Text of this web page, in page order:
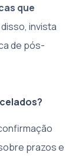
que
invista
de pós-
prazos e